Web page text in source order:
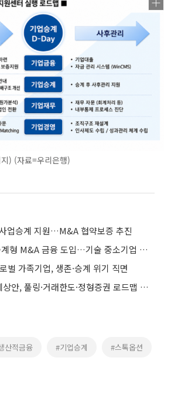
) (자료=우리은행)
업승계 지원…M&A 협약보증 추진
우리은행, 기업승계형 M&A 금융 도입…기술 중소기업 지원
벌 가족기업, 생존·승계 위기 직면
STO 하위법규 예상안, 풀링·거래한도·정형증권 로드맵 제시
산적금융 #기업승계 #스톡옵션